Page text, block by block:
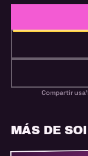
Compartir
MÁS DE